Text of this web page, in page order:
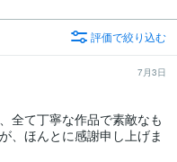
評価で絞り込む
7月3日
全て丁寧な作品で素敵なも
、ほんとに感謝申し上げま